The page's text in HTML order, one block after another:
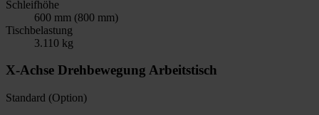
Schleifhöhe
600 mm (800 mm)
Tischbelastung
3.110 kg
X-Achse Drehbewegung Arbeitstisch
Standard (Option)